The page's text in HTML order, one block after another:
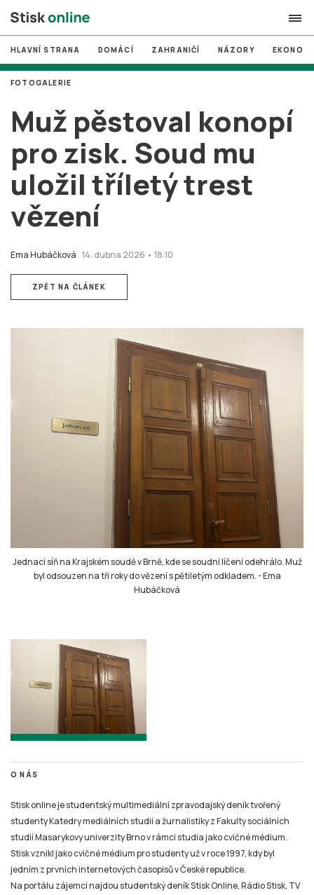
search
# MUNI
# Brno
# volby
login PŘIHLÁSIT SE
Zapomněli jste heslo?
HLAVNÍ STRANA DOMÁCÍ ZAHRANIČÍ NÁZORY
Muž pěstoval konopí
pro zisk. Soud mu
uložil tříletý trest
vězení
Ema Hubáčková 14. dubna 2026 • 18:10
FOTOGALERIE
ZPĚT NA ČLÁNEK
Jednací síň na Krajském soudě v Brně, kde se soudní líčení odehrálo. Muž
byl odsouzen na tři roky do vězení s pětiletým odkladem.-Ema
Hubáčková
O NÁS
Stisk online je studentský multimediální zpravodajský deník tvořený
studenty Katedry mediálních studií a žurnalistiky z Fakulty sociálních
studií Masarykovy univerzity Brno v rámci studia jako cvičné médium.
Stisk vznikl jako cvičné médium pro studenty už v roce 1997, kdy byl
jedním z prvních internetových časopisů v České republice.
Na portálu zájemci najdou studentský deník Stisk Online, Rádio Stisk, TV